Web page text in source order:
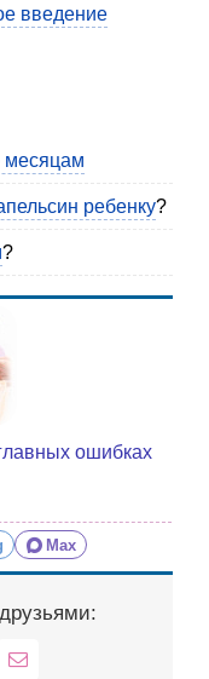
введение
ребенку?
?
ошибках
Max
Email